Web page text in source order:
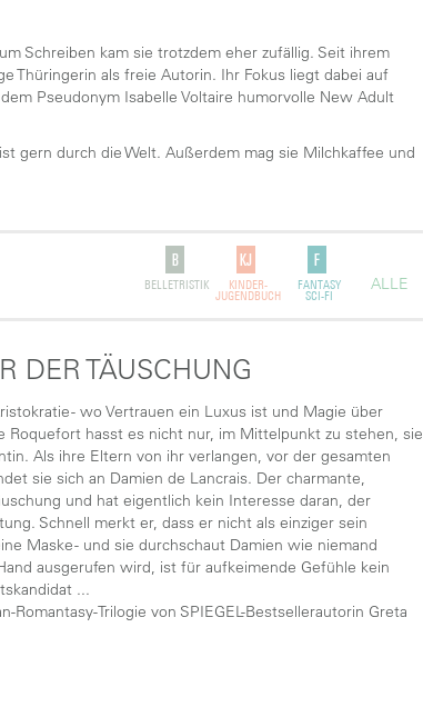
Schreiben kam sie trotzdem eher zufällig. Seit ihrem
Thüringerin als freie Autorin. Ihr Fokus liegt dabei auf
Pseudonym Isabelle Voltaire humorvolle New Adult
gern durch die Welt. Außerdem mag sie Milchkaffee und
BELLETRISTIK
KINDER-
JUGENDBUCH
FANTASY
SCI-FI
ALLE
DER TÄUSCHUNG
- wo Vertrauen ein Luxus ist und Magie über
Roquefort hasst es nicht nur, im Mittelpunkt zu stehen, sie
Als ihre Eltern von ihr verlangen, vor der gesamten
sie sich an Damien de Lancrais. Der charmante,
und hat eigentlich kein Interesse daran, der
Schnell merkt er, dass er nicht als einziger sein
Maske - und sie durchschaut Damien wie niemand
ausgerufen wird, ist für aufkeimende Gefühle kein
...
Trilogie von SPIEGEL-Bestsellerautorin Greta